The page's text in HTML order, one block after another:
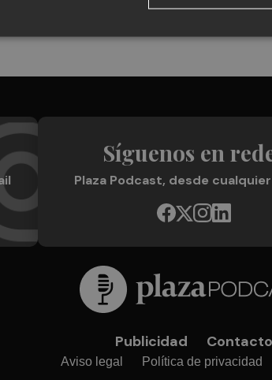
Síguenos en
Plaza Podcast, desde
Publicidad Contacto
Aviso legal Política de privacidad